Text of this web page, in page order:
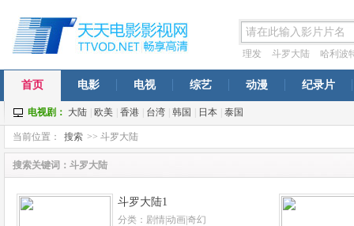
理发 斗罗大陆
哈利波
穹年番
一念永恒 西虹
首页 电影 电视 综艺 动漫 纪录片
电视剧： 大陆 欧美 香港 台湾 韩国 日本 泰国
当前位置： 搜索 >> 斗罗大陆
搜索关键词：斗罗大陆
斗罗大陆1
分类：剧情|动画|奇幻